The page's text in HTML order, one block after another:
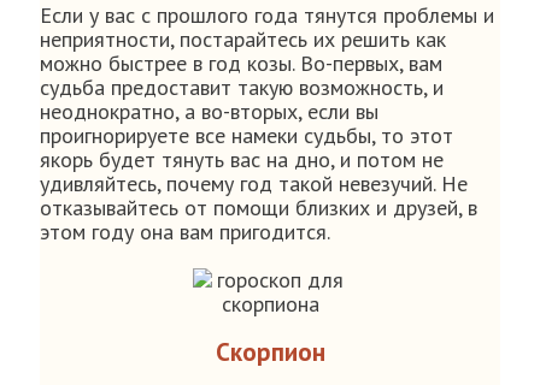
Если у вас с прошлого года тянутся проблемы и
неприятности, постарайтесь их решить как
можно быстрее в год козы. Во-первых, вам
судьба предоставит такую возможность, и
неоднократно, а во-вторых, если вы
проигнорируете все намеки судьбы, то этот
якорь будет тянуть вас на дно, и потом не
удивляйтесь, почему год такой невезучий. Не
отказывайтесь от помощи близких и друзей, в
этом году она вам пригодится.
Скорпион